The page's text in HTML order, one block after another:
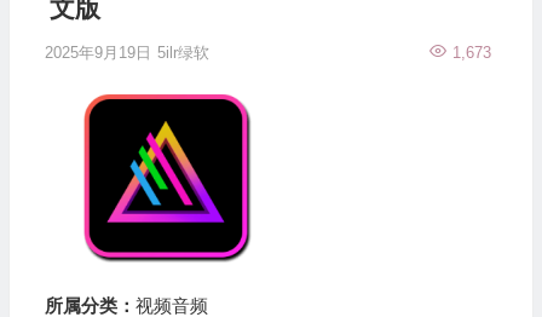
文版
2025年9月19日 5ilr绿软 1,673
所属分类： 视频音频